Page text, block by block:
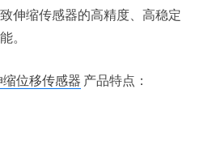
伸缩传感器的高精度、高稳定
。
缩位移传感器 产品特点：